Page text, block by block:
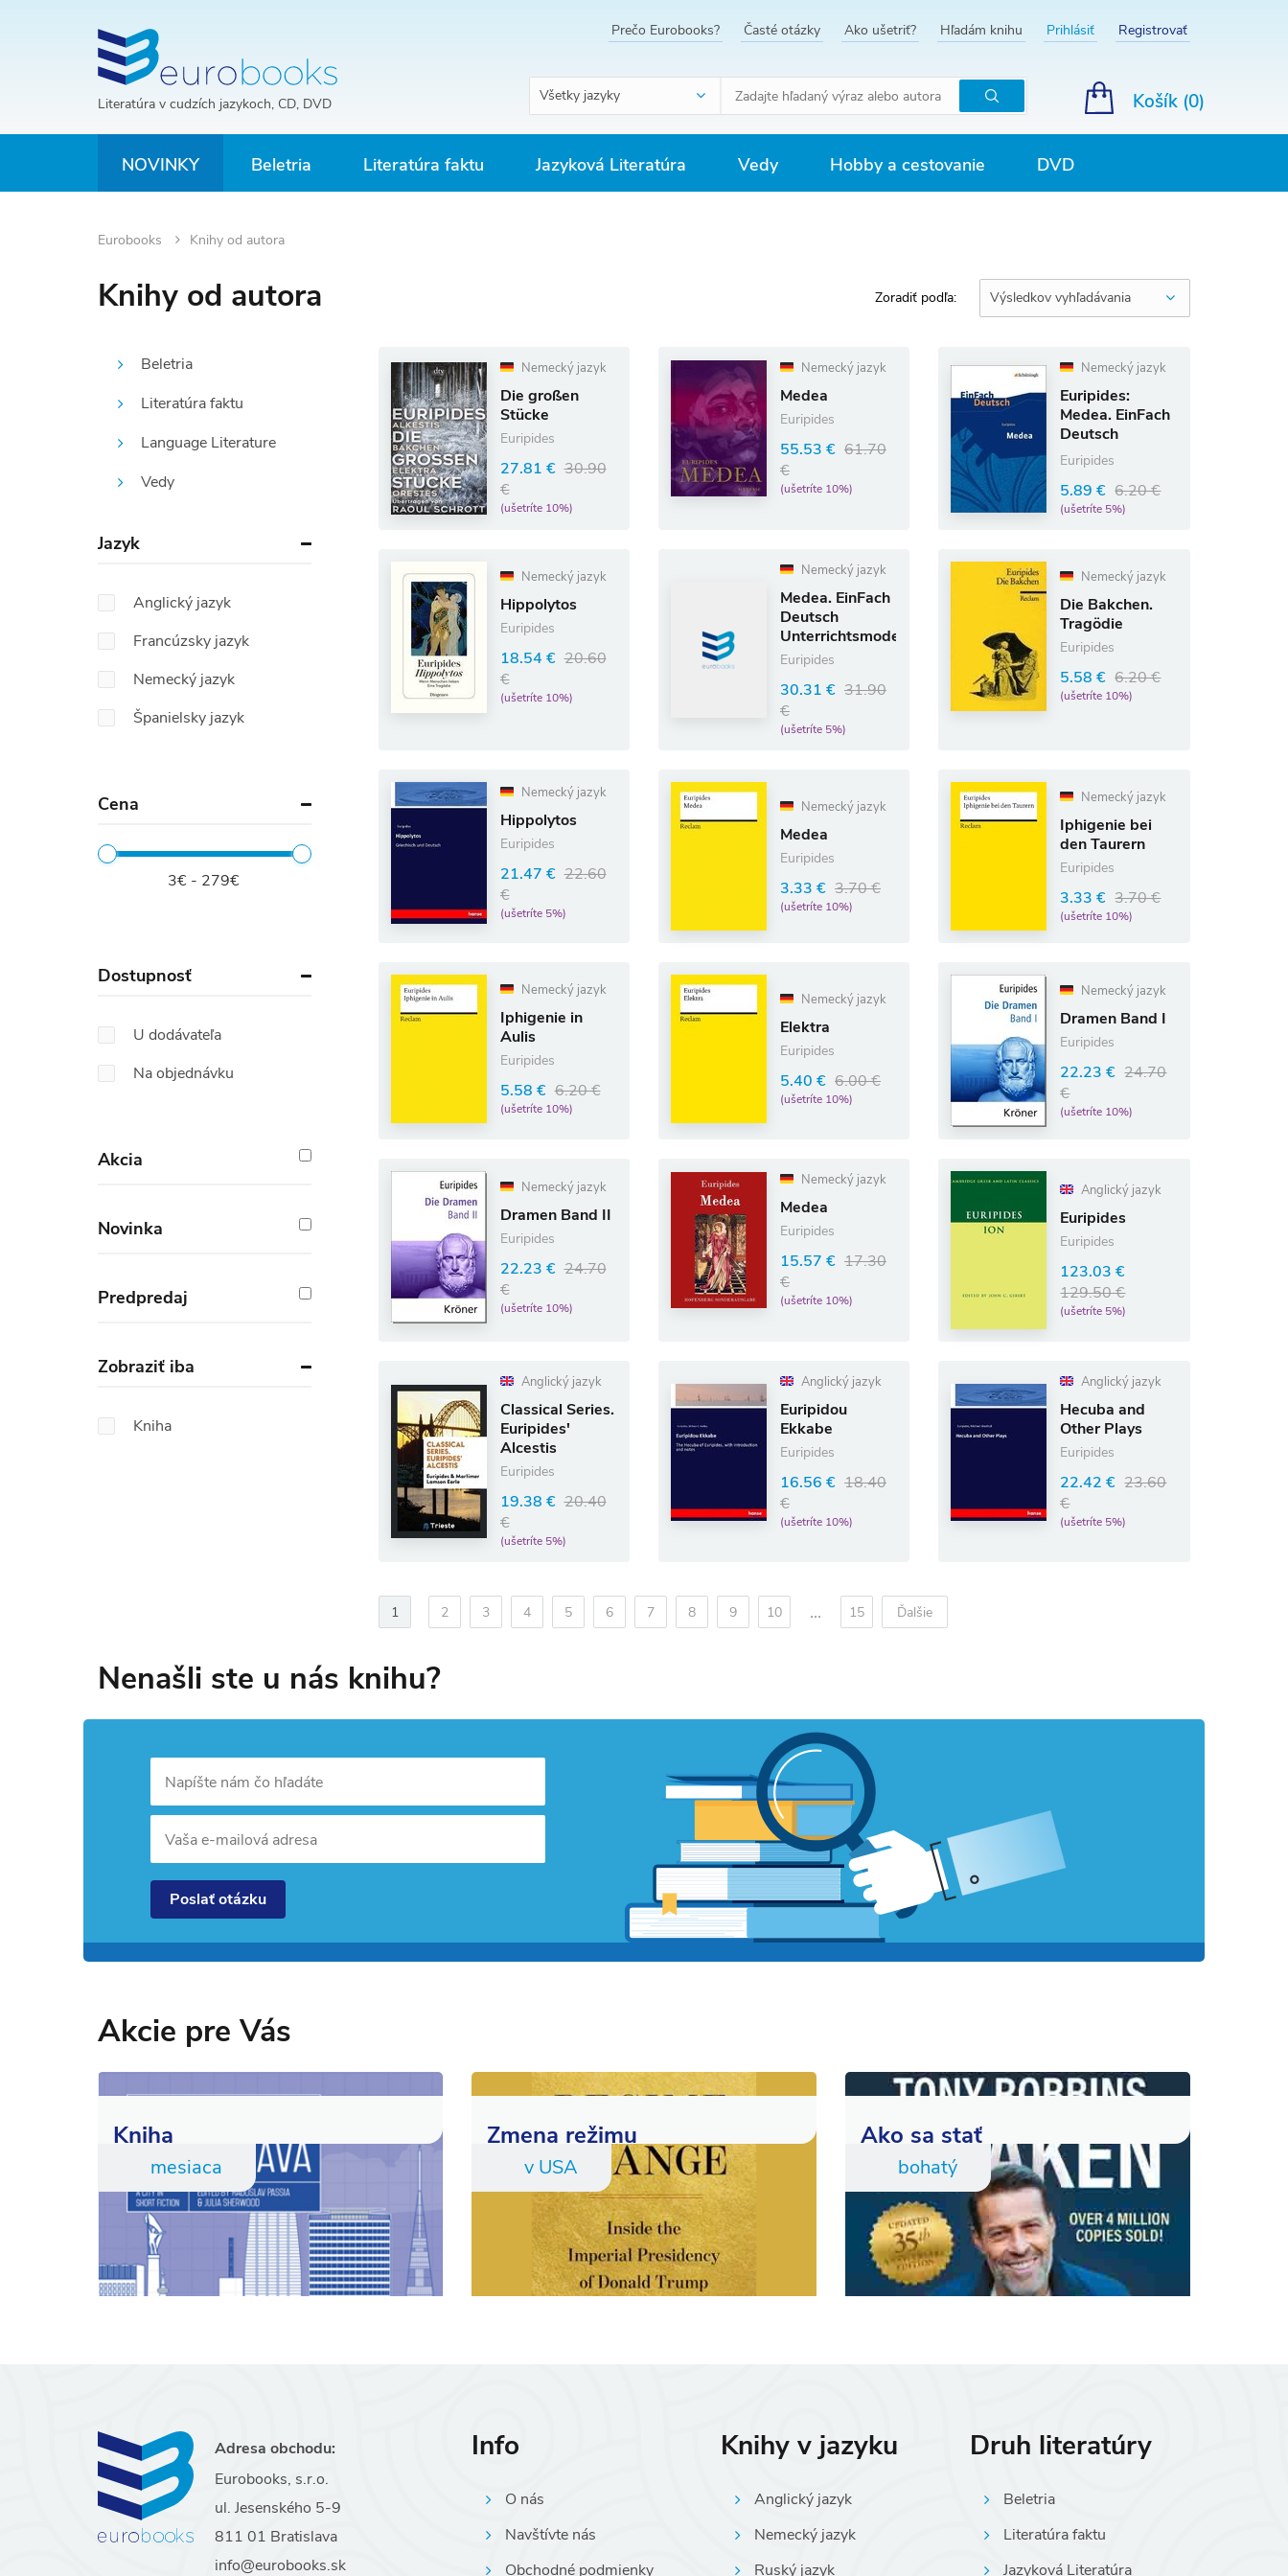
Literatúra v cudzích jazykoch, CD, DVD
Prečo Eurobooks? Časté otázky Ako ušetriť? Hľadám knihu Prihlásiť Registrovať
Všetky jazyky
Hľadať
Košík (0)
NOVINKY Beletria Literatúra faktu Jazyková Literatúra Vedy Hobby a cestovanie DVD
Eurobooks Knihy od autora
Knihy od autora Zoradiť podľa: Výsledkov vyhľadávania
Beletria
Literatúra faktu
Language Literature
Vedy
Jazyk
Anglický jazyk
Francúzsky jazyk
Nemecký jazyk
Španielsky jazyk
Cena
3€ - 279€
Dostupnosť
U dodávateľa
Na objednávku
Akcia
Novinka
Predpredaj
Zobraziť iba
Kniha
Nemecký jazyk
Die großen
Stücke
Euripides
27.81 € 30.90
€
(ušetríte 10%)
Nemecký jazyk
Medea
Euripides
55.53 € 61.70
€
(ušetríte 10%)
Nemecký jazyk
Euripides:
Medea. EinFach
Deutsch
Textausgaben
Euripides
5.89 € 6.20 €
(ušetríte 5%)
Nemecký jazyk
Hippolytos
Euripides
18.54 € 20.60
€
(ušetríte 10%)
Nemecký jazyk
Medea. EinFach
Deutsch
Unterrichtsmodelle
Euripides
30.31 € 31.90
€
(ušetríte 5%)
Nemecký jazyk
Die Bakchen.
Tragödie
Euripides
5.58 € 6.20 €
(ušetríte 10%)
Nemecký jazyk
Hippolytos
Euripides
21.47 € 22.60
€
(ušetríte 5%)
Nemecký jazyk
Medea
Euripides
3.33 € 3.70 €
(ušetríte 10%)
Nemecký jazyk
Iphigenie bei
den Taurern
Euripides
3.33 € 3.70 €
(ušetríte 10%)
Nemecký jazyk
Iphigenie in
Aulis
Euripides
5.58 € 6.20 €
(ušetríte 10%)
Nemecký jazyk
Elektra
Euripides
5.40 € 6.00 €
(ušetríte 10%)
Nemecký jazyk
Dramen Band I
Euripides
22.23 € 24.70
€
(ušetríte 10%)
Nemecký jazyk
Dramen Band II
Euripides
22.23 € 24.70
€
(ušetríte 10%)
Nemecký jazyk
Medea
Euripides
15.57 € 17.30
€
(ušetríte 10%)
Anglický jazyk
Euripides
Euripides
123.03 €
129.50 €
(ušetríte 5%)
Anglický jazyk
Classical Series.
Euripides'
Alcestis
Euripides
19.38 € 20.40
€
(ušetríte 5%)
Anglický jazyk
Euripidou
Ekkabe
Euripides
16.56 € 18.40
€
(ušetríte 10%)
Anglický jazyk
Hecuba and
Other Plays
Euripides
22.42 € 23.60
€
(ušetríte 5%)
1 2 3 4 5 6 7 8 9 10 ... 15 Ďalšie
Nenašli ste u nás knihu?
Napíšte nám čo hľadáte
Vaša e-mailová adresa
Poslať otázku
Akcie pre Vás
Kniha
mesiaca
Zmena režimu
v USA
Ako sa stať
bohatý
Adresa obchodu:
Eurobooks, s.r.o.
ul. Jesenského 5-9
811 01 Bratislava
info@eurobooks.sk
Info
O nás
Navštívte nás
Obchodné podmienky
Knihy v jazyku
Anglický jazyk
Nemecký jazyk
Ruský jazyk
Druh literatúry
Beletria
Literatúra faktu
Jazyková Literatúra